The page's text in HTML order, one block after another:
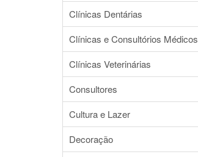
Clínicas Dentárias
Clínicas e Consultórios Médicos
Clínicas Veterinárias
Consultores
Cultura e Lazer
Decoração